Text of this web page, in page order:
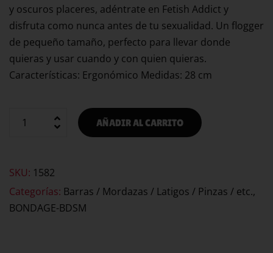
y oscuros placeres, adéntrate en Fetish Addict y
disfruta como nunca antes de tu sexualidad. Un flogger
de pequeño tamaño, perfecto para llevar donde
quieras y usar cuando y con quien quieras.
Características: Ergonómico Medidas: 28 cm
AÑADIR AL CARRITO
SKU: 1582
Categorías: Barras / Mordazas / Latigos / Pinzas / etc.,
BONDAGE-BDSM